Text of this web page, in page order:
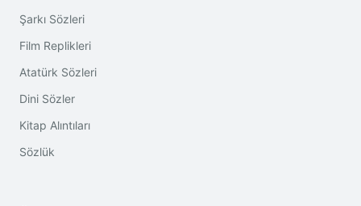
Şarkı Sözleri
Film Replikleri
Atatürk Sözleri
Dini Sözler
Kitap Alıntıları
Sözlük